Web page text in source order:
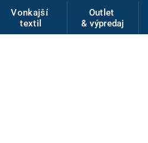
Vonkajší
textil
Outlet
& výpredaj